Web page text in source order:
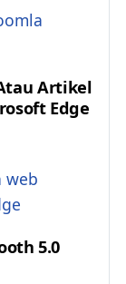
Artikel
Edge
5.0